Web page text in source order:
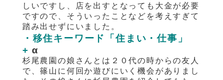
しいですし、店を出すとなっても大金が必要
ですので、そういったことなどを考えすぎて
踏み出せずにいました。
・移住キーワード「住まい・仕事」
+α
杉尾農園の娘さんとは２０代の時からの友人
で、篠山に何回か遊びにいく機会がありまし